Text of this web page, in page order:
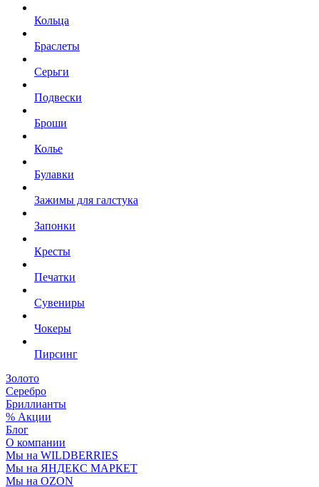
Кольца
Браслеты
Серьги
Подвески
Броши
Колье
Булавки
Зажимы для галстука
Запонки
Кресты
Печатки
Сувениры
Чокеры
Пирсинг
Золото
Серебро
Бриллианты
% Акции
Блог
О компании
Мы на WILDBERRIES
Мы на ЯНДЕКС МАРКЕТ
Мы на OZON